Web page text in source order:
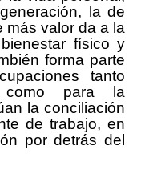
la de
más valor da a la
físico y
forma parte
tanto
como para la
la conciliación
de trabajo, en
por detrás del